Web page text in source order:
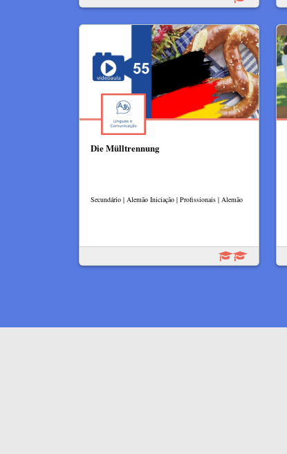
Die Mülltrennung
Secundário | Alemão Iniciação | Profissionais | Alemão